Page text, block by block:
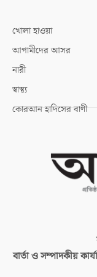
খোলা হাওয়া
আগামীদের আসর
নারী
স্বাস্থ্য
কোরআন হাদিসের বাণী
বার্তা ও সম্পাদকীয়